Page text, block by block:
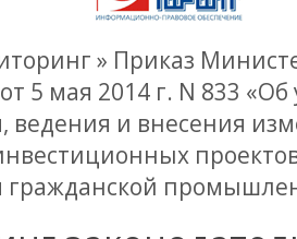
Реквизиты
Информация
Комплекты
История
пользователям
» Приказ
5 мая 2014 г. N 833
ведения и внесения